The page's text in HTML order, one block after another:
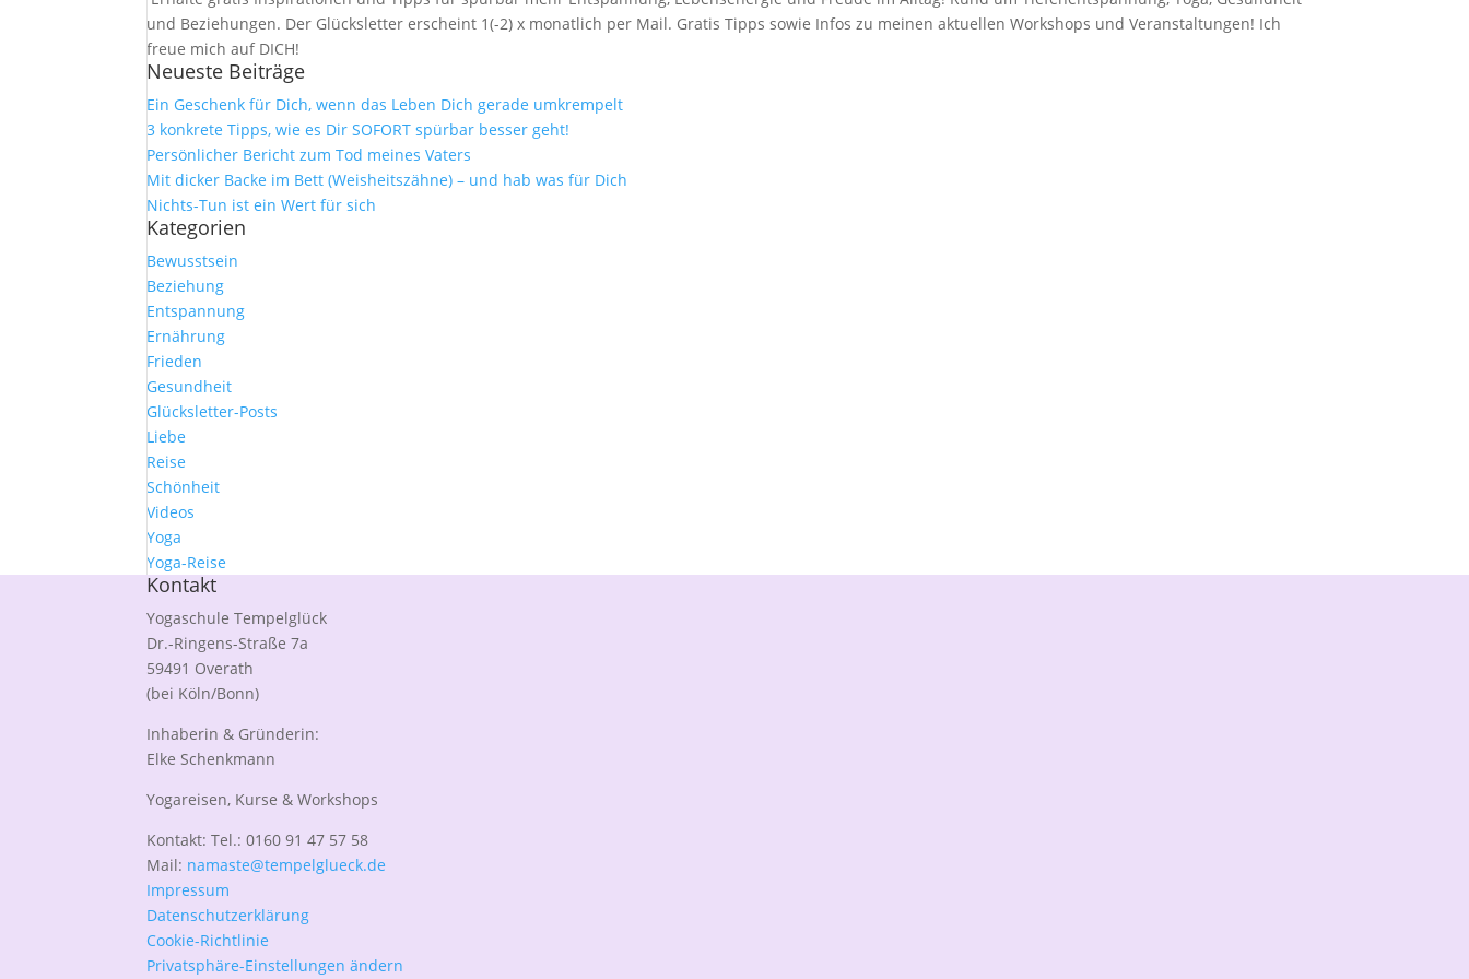
und Beziehungen. Der Glücksletter erscheint 1(-2) x monatlich per Mail. Gratis Tipps sowie Infos zu meinen aktuellen Workshops und Veranstaltungen! Ich
freue mich auf DICH!
Neueste Beiträge
Ein Geschenk für Dich, wenn das Leben Dich gerade umkrempelt
3 konkrete Tipps, wie es Dir SOFORT spürbar besser geht!
Persönlicher Bericht zum Tod meines Vaters
Mit dicker Backe im Bett (Weisheitszähne) – und hab was für Dich
Nichts-Tun ist ein Wert für sich
Kategorien
Bewusstsein
Beziehung
Entspannung
Ernährung
Frieden
Gesundheit
Glücksletter-Posts
Liebe
Reise
Schönheit
Videos
Yoga
Yoga-Reise
Kontakt
Yogaschule Tempelglück
Dr.-Ringens-Straße 7a
59491 Overath
(bei Köln/Bonn)
Inhaberin & Gründerin:
Elke Schenkmann
Yogareisen, Kurse & Workshops
Kontakt: Tel.: 0160 91 47 57 58
Mail: namaste@tempelglueck.de
Impressum
Datenschutzerklärung
Cookie-Richtlinie
Privatsphäre-Einstellungen ändern